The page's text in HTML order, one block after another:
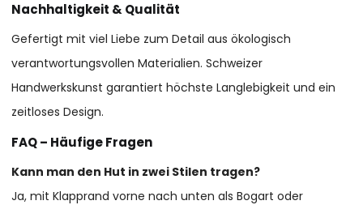
Nachhaltigkeit & Qualität
Gefertigt mit viel Liebe zum Detail aus ökologisch
verantwortungsvollen Materialien. Schweizer
Handwerkskunst garantiert höchste Langlebigkeit und ein
zeitloses Design.
FAQ – Häufige Fragen
Kann man den Hut in zwei Stilen tragen?
Ja, mit Klapprand vorne nach unten als Bogart oder